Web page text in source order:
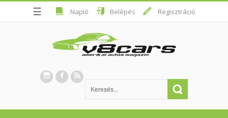
☰ Napló Belépés Regisztráció